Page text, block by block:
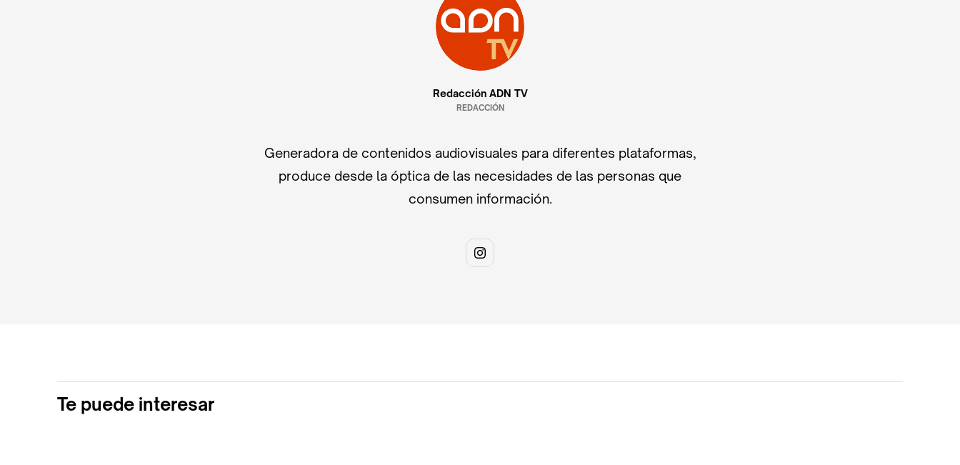
Redacción ADN TV
REDACCIÓN
Generadora de contenidos audiovisuales para diferentes plataformas,
produce desde la óptica de las necesidades de las personas que
consumen información.
Te puede interesar